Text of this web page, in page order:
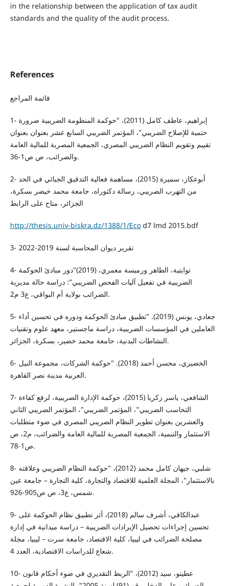
in the relationship between the application of tax audit
standards and the quality of the audit process.
References
قائمة المراجع
1- إبراهيم، عاطف كامل (2011)، "حوكمة المنظومة الضريبية ضرورة
حتمية للإصلاح الضريبي"، المؤتمر الضريبي السابع عشر بعنوان بعنوان
تقييم وتقويم النظام الضريبي المصري، الجمعية المصرية للمالية العامة
والضرائب، ص ص1-36.
2- أبوعكاز، سميرة (2015)، مساهمة فعالية التدقيق الجبائي في الحد
من التهرب الضريبي، رسالة دكتوراه، جامعة محمد خيضر بسكرة،
الجزائر، متاح على الرابط
http://thesis.univ-biskra.dz/1388/1/Ecod7 lmd 2015.bdf
3- تقرير ديوان المحاسبة لسنة 2019-2022
4- توايتية، الطاهر ورميسة معمري، (2019)"دور مبادئ الحوكمة
الضريبية في تفعيل آليات الفحص الضريبي": دراسة حالة مديرية
الضرائب بولاية أم البواقي، ع3 م2.
5- جعادي، يونس (2019). "تطبيق مبادئ الحوكمة ودوره في تحسين أداء
العاملين في المؤسسات الضريبية، دراسة ماجستير، معهد علوم وتقنيات
النشاطات البدنية، جامعة محمد خضير، بسكرة، الجزائر.
6- الخضيري، محسن أحمد (2018). "حوكمة الشركات، مجموعة النيل
العربية مدينة نصر القاهرة.
7- الشافعي، ياسر زكريا (2015)، حوكمة الإدارة الضريبية، لرفع كفاءة
التحاسب الضريبي"، المؤتمر الضريبي"، المؤتمر الضريبي الثاني
والعشرين بعنوان تطوير النظام الضريبي المصري في ضوء متطلبات
الاستثمار والتنمية، الجمعية المصرية للمالية العامة والضرائب، م2، ص
ص1-78.
8- شلبي، جيهان كامل محمد (2012)، "حوكمة النظام الضريبي وعلاقته
بالاستثمار"، المجلة العلمية للاقتصاد والتجارة، كلية التجارة – جامعة عين
شمس، ع3، ص ص905-926.
9- عبدالكافي، أشرف سالم (2018)، أثر تطبيق نظام الحوكمة على
تحسين إجراءات تحصيل الإيرادات الضريبية – دراسة ميدانية في إدارة
مصلحة الضرائب في ليبيا، كلية الاقتصاد، جامعة سرت – ليبيا، مجلة
شعاع للدراسات الاقتصادية، العدد 4.
10- عطيتو، سيد (2012)، "الربط التقديري في ضوء أحكام قانون